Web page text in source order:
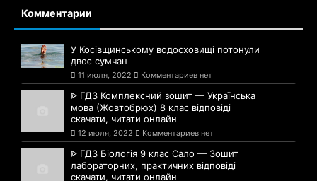
Комментарии
У Косівщинському водосховищі потонули
двоє сумчан
11 июля, 2022 Комментариев нет
ᐈ ГДЗ Комплексний зошит — Українська
мова (Жовтобрюх) 8 клас відповіді
скачати, читати онлайн
12 июля, 2022 Комментариев нет
ᐈ ГДЗ Біологія 9 клас Сало — Зошит
лабораторних, практичних відповіді
скачати, читати онлайн